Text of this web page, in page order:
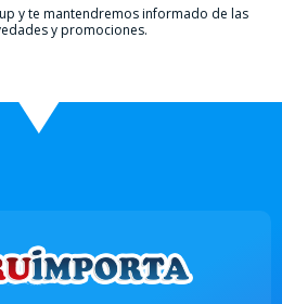
y te mantendremos informado de las
y promociones.